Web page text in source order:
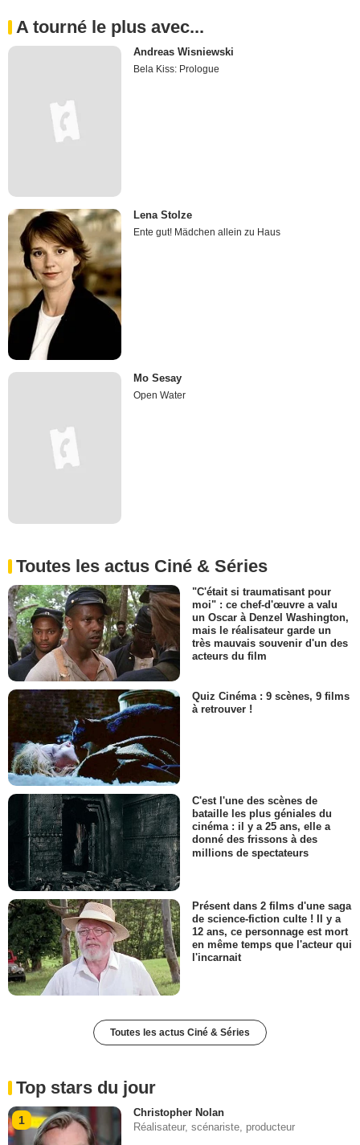
A tourné le plus avec...
Andreas Wisniewski
Bela Kiss: Prologue
Lena Stolze
Ente gut! Mädchen allein zu Haus
Mo Sesay
Open Water
Toutes les actus Ciné & Séries
"C'était si traumatisant pour
moi" : ce chef-d'œuvre a valu
un Oscar à Denzel Washington,
mais le réalisateur garde un
très mauvais souvenir d'un des
acteurs du film
Quiz Cinéma : 9 scènes, 9 films
à retrouver !
C'est l'une des scènes de
bataille les plus géniales du
cinéma : il y a 25 ans, elle a
donné des frissons à des
millions de spectateurs
Présent dans 2 films d'une saga
de science-fiction culte ! Il y a
12 ans, ce personnage est mort
en même temps que l'acteur qui
l'incarnait
Toutes les actus Ciné & Séries
Top stars du jour
1
Christopher Nolan
Réalisateur, scénariste, producteur